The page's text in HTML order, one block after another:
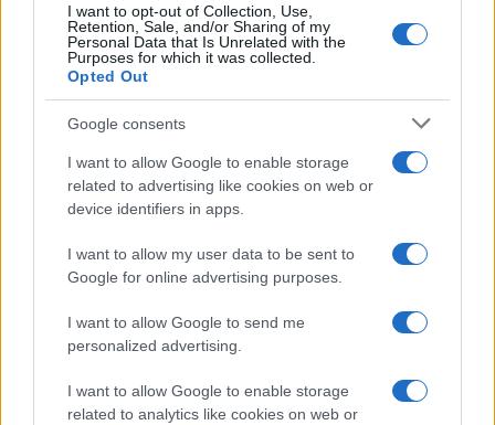
I want to opt-out of Collection, Use,
Retention, Sale, and/or Sharing of my
Personal Data that Is Unrelated with the
Purposes for which it was collected.
Opted Out
Google consents
I want to allow Google to enable storage
related to advertising like cookies on web or
device identifiers in apps.
I want to allow my user data to be sent to
Google for online advertising purposes.
I want to allow Google to send me
personalized advertising.
I want to allow Google to enable storage
related to analytics like cookies on web or
NOTIZIE
Governo italiano insiste su neutralità tecnologica per
Francesca Lombardi · 7 Ago 2026